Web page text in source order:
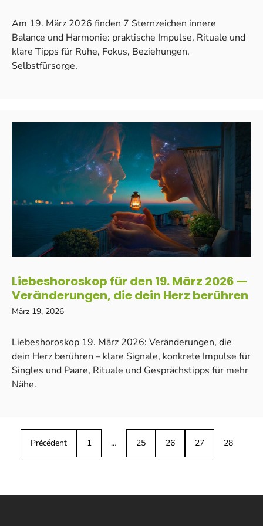
Am 19. März 2026 finden 7 Sternzeichen innere
Balance und Harmonie: praktische Impulse, Rituale und
klare Tipps für Ruhe, Fokus, Beziehungen,
Selbstfürsorge.
Liebeshoroskop für den 19. März 2026 —
Veränderungen, die dein Herz berühren
März 19, 2026
Liebeshoroskop 19. März 2026: Veränderungen, die
dein Herz berühren – klare Signale, konkrete Impulse für
Singles und Paare, Rituale und Gesprächstipps für mehr
Nähe.
Précédent 1 … 25 26 27 28